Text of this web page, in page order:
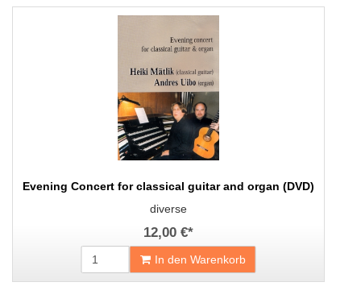
Evening Concert for classical guitar and organ (DVD)
diverse
12,00 €*
In den Warenkorb